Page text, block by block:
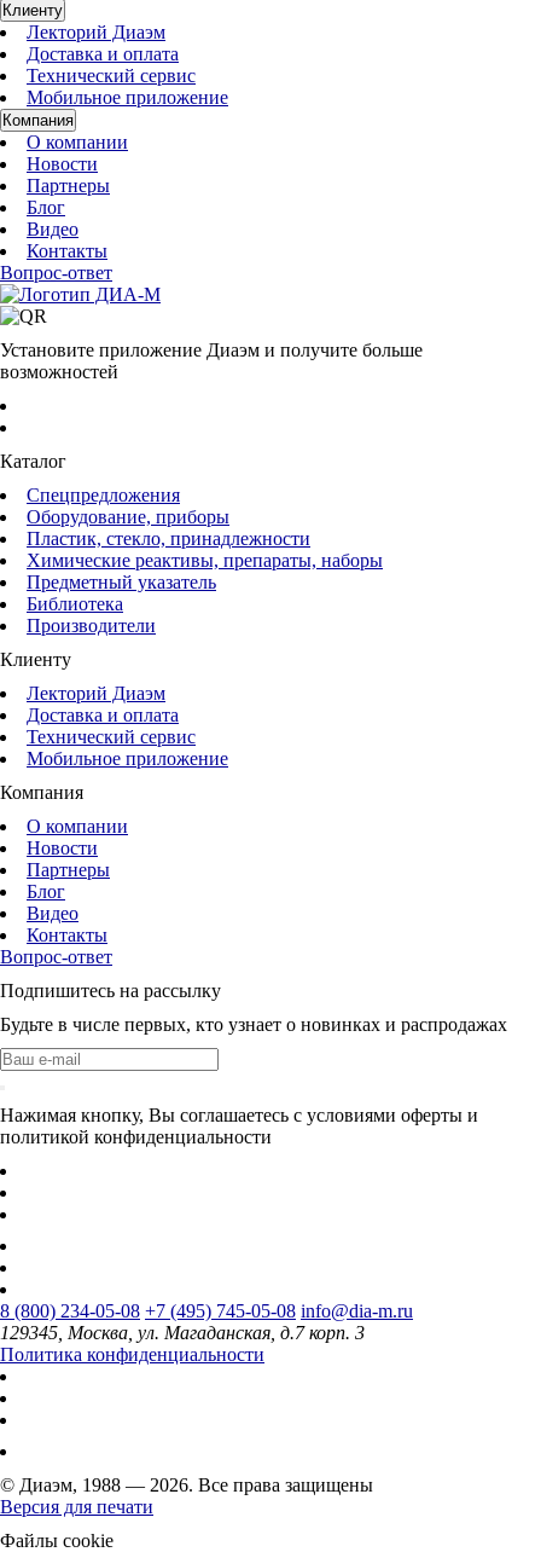
Клиенту
Лекторий Диаэм
Доставка и оплата
Технический сервис
Мобильное приложение
Компания
О компании
Новости
Партнеры
Блог
Видео
Контакты
Вопрос-ответ
Установите приложение Диаэм и получите больше
возможностей
Каталог
Спецпредложения
Оборудование, приборы
Пластик, стекло, принадлежности
Химические реактивы, препараты, наборы
Предметный указатель
Библиотека
Производители
Клиенту
Лекторий Диаэм
Доставка и оплата
Технический сервис
Мобильное приложение
Компания
О компании
Новости
Партнеры
Блог
Видео
Контакты
Вопрос-ответ
Подпишитесь на рассылку
Будьте в числе первых, кто узнает о новинках и распродажах
Нажимая кнопку, Вы соглашаетесь с условиями оферты и
политикой конфиденциальности
8 (800) 234-05-08 +7 (495) 745-05-08 info@dia-m.ru
129345, Москва, ул. Магаданская, д.7 корп. 3
Политика конфиденциальности
© Диаэм, 1988 — 2026. Все права защищены
Версия для печати
Файлы cookie